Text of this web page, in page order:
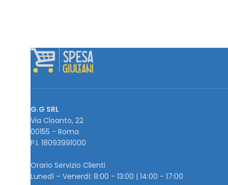
G.G SRL
Via Cloanto, 22
00155 - Roma
P.I. ‭18093991000
Orario Servizio Clienti
Lunedì – Venerdì: 8:00 - 13:00 | 14:00 - 17:00